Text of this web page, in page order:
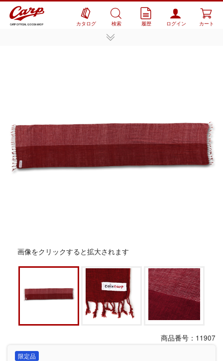
CARP OFFICIAL GOODS SHOP カタログ 検索 履歴 ログイン カート
画像をクリックすると拡大されます
商品番号：11907
限定品